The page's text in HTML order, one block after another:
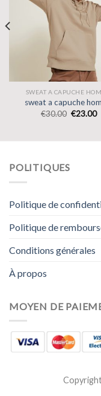
SWEAT A CAPUCHE
sweat a capuche
€30.00 €23.00
POLITIQUES
Politique de
Politique de
Conditions générales
À propos
MOYEN DE